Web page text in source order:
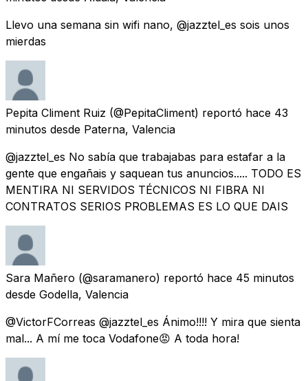
Llevo una semana sin wifi nano, @jazztel_es sois unos
mierdas
Pepita Climent Ruiz (@PepitaCliment) reportó hace 43
minutos desde Paterna, Valencia
@jazztel_es No sabía que trabajabas para estafar a la
gente que engañais y saquean tus anuncios..... TODO ES
MENTIRA NI SERVIDOS TÉCNICOS NI FIBRA NI
CONTRATOS SERIOS PROBLEMAS ES LO QUE DAIS
Sara Mañero (@saramanero) reportó hace 45 minutos
desde Godella, Valencia
@VictorFCorreas @jazztel_es Ánimo!!!! Y mira que sienta
mal... A mí me toca Vodafone😡 A toda hora!